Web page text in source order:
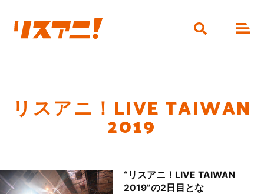
リスアニ！LIVE TAIWAN
2019
“リスアニ！LIVE TAIWAN
2019”の2日目とな